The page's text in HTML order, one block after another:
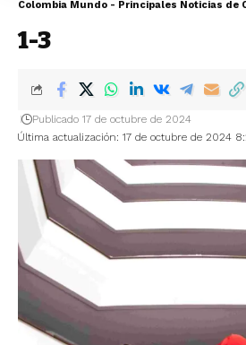
1-3
Última actualización: 17 de octubre de 2024
Publicado 17 de octubre de 2024